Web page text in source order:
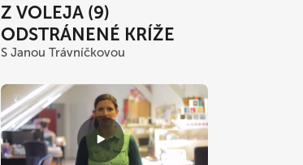
Z VOLEJA (9)
ODSTRÁNENÉ KRÍŽE
S Janou Trávníčkovou